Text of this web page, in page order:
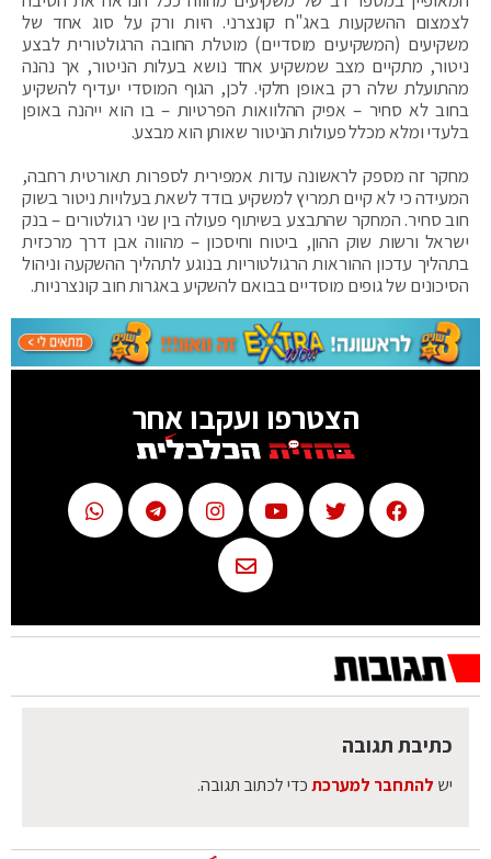
לצמצום ההשקעות באג"ח קונצרני. היות ורק על סוג אחד של
משקיעים (המשקיעים מוסדיים) מוטלת החובה הרגולטורית לבצע
ניטור, מתקיים מצב שמשקיע אחד נושא בעלות הניטור, אך נהנה
מהתועלת שלה רק באופן חלקי. לכן, הגוף המוסדי יעדיף להשקיע
בחוב לא סחיר – אפיק ההלוואות הפרטיות – בו הוא ייהנה באופן
בלעדי ומלא מכלל פעולות הניטור שאותן הוא מבצע.
מחקר זה מספק לראשונה עדות אמפירית לספרות תאורטית רחבה,
המעידה כי לא קיים תמריץ למשקיע בודד לשאת בעלויות ניטור בשוק
חוב סחיר. המחקר שהתבצע בשיתוף פעולה בין שני רגולטורים – בנק
ישראל ורשות שוק ההון, ביטוח וחיסכון – מהווה אבן דרך מרכזית
בתהליך עדכון ההוראות הרגולטוריות בנוגע לתהליך ההשקעה וניהול
הסיכונים של גופים מוסדיים בבואם להשקיע באגרות חוב קונצרניות.
הצטרפו ועקבו אחר
כתיבת תגובה
יש להתחבר למערכתכדי לכתוב תגובה.